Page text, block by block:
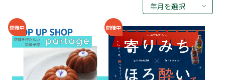
年月を選択
2026年07月
2026年05月
2026年03月
2026年02月
開催中 開催中